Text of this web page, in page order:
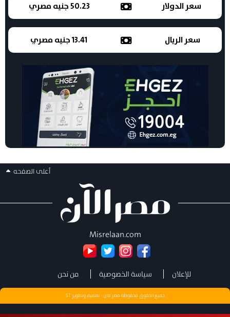
سعر الدولار 50.23 جنيه مصري
سعر الريال 13.41 جنيه مصري
أعلى الصفحه
Misrelaan.com
للإعلان سياسة الخصوصية من نحن
جميع الحقوق محفوظة مصر الان - تصميم وتطويرST